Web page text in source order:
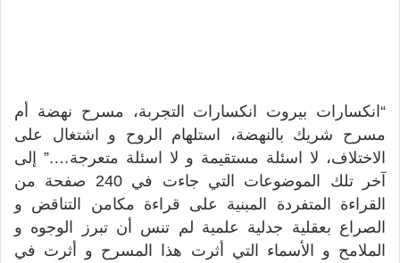
“انكسارات بيروت انكسارات التجربة، مسرح نهضة أم
مسرح شريك بالنهضة، استلهام الروح و اشتغال على
الاختلاف، لا اسئلة مستقيمة و لا اسئلة متعرجة….” إلى
آخر تلك الموضوعات التي جاءت في 240 صفحة من
القراءة المتفردة المبنية على قراءة مكامن التناقض و
الصراع بعقلية جدلية علمية لم تنس أن تبرز الوجوه و
الملامح و الأسماء التي أثرت هذا المسرح و أثرت في